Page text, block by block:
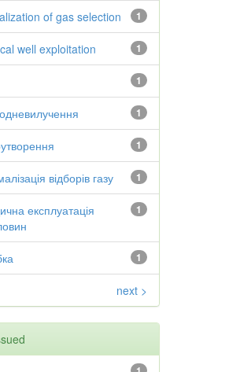
1
of gas selection
1
well exploitation
1
1
1
1
відборів газу
1
експлуатація
1
next >